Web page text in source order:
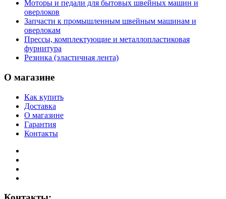
Моторы и педали для бытовых швейных машин и
оверлоков
Запчасти к промышленным швейным машинам и
оверлокам
Прессы, комплектующие и металлопластиковая
фурнитура
Резинка (эластичная лента)
О магазине
Как купить
Доставка
О магазине
Гарантия
Контакты